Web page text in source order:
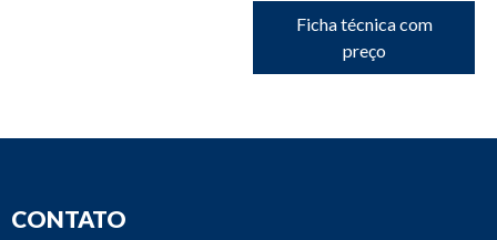
Ficha técnica com
preço
CONTATO